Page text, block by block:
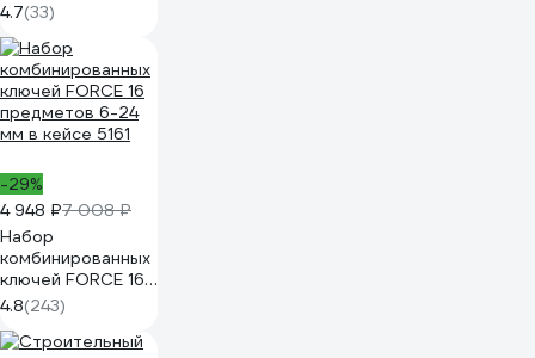
4.7(33)
-29%
4 948 ₽7 008 ₽
Набор
комбинированных
ключей FORCE 16
предметов 6-24
мм в кейсе 5161
4.8(243)